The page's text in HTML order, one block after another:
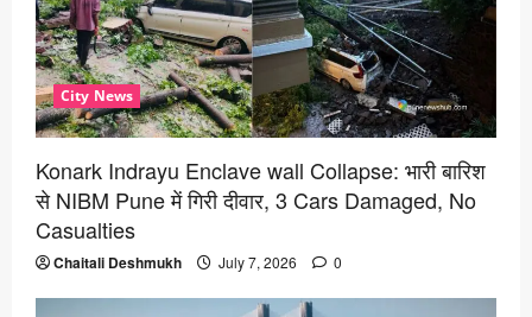
City News
Konark Indrayu Enclave wall Collapse: भारी बारिश
से NIBM Pune में गिरी दीवार, 3 Cars Damaged, No
Casualties
Chaitali Deshmukh July 7, 2026 0